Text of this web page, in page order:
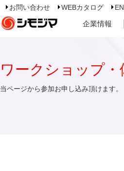
お問い合わせ WEBカタログ
企業情報
ワークショップ・
当ページから参加お申し込み頂けます。